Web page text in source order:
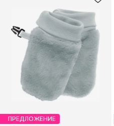
ПРЕДЛОЖЕНИЕ